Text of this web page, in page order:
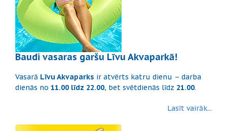
Baudi vasaras garšu Līvu Akvaparkā!
Vasarā Līvu Akvaparks ir atvērts katru dienu – darba
dienās no 11.00 līdz 22.00, bet svētdienās līdz 21.00.
Lasīt vairāk...